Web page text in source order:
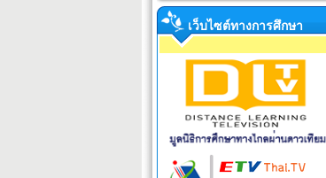
เว็บไซต์ทางการศึกษา